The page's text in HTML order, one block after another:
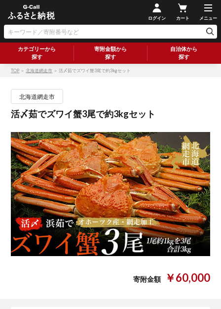
ログイン カート メニュー
カテゴリーから
探す
寄附金額から
探す
自治体から
探す
TOP ＞北海道網走市 ＞ 活〆茹でズワイ蟹3尾で約3kgセット
北海道網走市
活〆茹でズワイ蟹3尾で約3kgセット
寄附金額 ￥60,000